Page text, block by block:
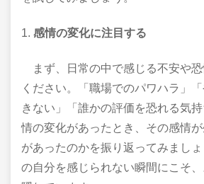
1. 感情の変化に注目する
まず、日常の中で感じる不安や恐
ください。「職場でのパワハラ」
きない」「誰かの評価を恐れる気
情の変化があったとき、その感情
があったのかを振り返ってみまし
の自分を感じられない瞬間にこそ